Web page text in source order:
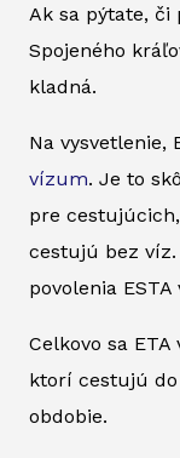
Ak sa pýtate, či
Spojeného
kladná.
Na vysvetlenie,
vízum. Je to
pre
cestujú bez
povolenia
Celkovo sa
ktorí cestujú do
obdobie.